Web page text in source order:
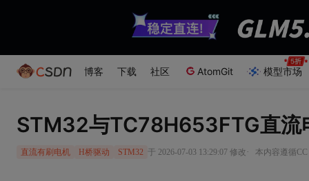
博客 下载 社区 AtomGit 模型市场
STM32与TC78H653FTG直流
直流有刷电机 H桥驱动 STM32 于 2026-07-03 13:29:07 修改 · 本内容遵循